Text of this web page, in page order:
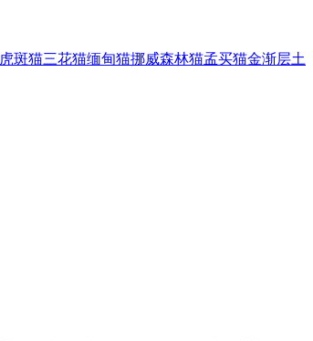
虎斑猫三花猫缅甸猫挪威森林猫孟买猫金渐层土